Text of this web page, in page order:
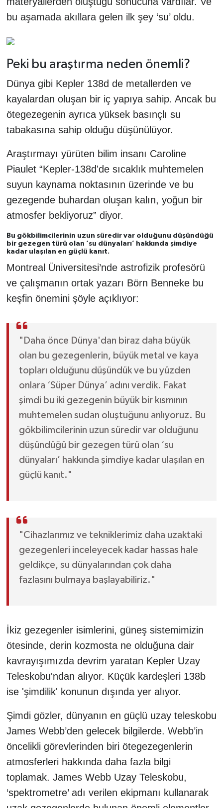
bu aşamada akıllara gelen ilk şey ‘su’ oldu.
Peki bu araştırma neden önemli?
Dünya gibi Kepler 138d de metallerden ve
kayalardan oluşan bir iç yapıya sahip. Ancak bu
ötegezegenin ayrıca yüksek basınçlı su
tabakasına sahip olduğu düşünülüyor.
Araştırmayı yürüten bilim insanı Caroline
Piaulet “Kepler-138d'de sıcaklık muhtemelen
suyun kaynama noktasının üzerinde ve bu
gezegende buhardan oluşan kalın, yoğun bir
atmosfer bekliyoruz” diyor.
Bu gökbilimcilerinin uzun süredir var olduğunu düşündüğü
bir gezegen türü olan ‘su dünyaları’ hakkında şimdiye
kadar ulaşılan en güçlü kanıt.
Montreal Üniversitesi’nde astrofizik profesörü
ve çalışmanın ortak yazarı Börn Benneke bu
keşfin önemini şöyle açıklıyor:
"Daha önce Dünya'dan biraz daha büyük
olan bu gezegenlerin, büyük metal ve kaya
topları olduğunu düşündük ve bu yüzden
onlara ‘Süper Dünya’ adını verdik. Fakat
şimdi bu iki gezegenin büyük bir kısmının
muhtemelen sudan oluştuğunu anlıyoruz. Bu
gökbilimcilerinin uzun süredir var olduğunu
düşündüğü bir gezegen türü olan ‘su
dünyaları’ hakkında şimdiye kadar ulaşılan en
güçlü kanıt."
"Cihazlarımız ve tekniklerimiz daha uzaktaki
gezegenleri inceleyecek kadar hassas hale
geldikçe, su dünyalarından çok daha
fazlasını bulmaya başlayabiliriz."
İkiz gezegenler isimlerini, güneş sistemimizin
ötesinde, derin kozmosta ne olduğuna dair
kavrayışımızda devrim yaratan Kepler Uzay
Teleskobu'ndan alıyor. Küçük kardeşleri 138b
ise 'şimdilik' konunun dışında yer alıyor.
Şimdi gözler, dünyanın en güçlü uzay teleskobu
James Webb’den gelecek bilgilerde. Webb’in
öncelikli görevlerinden biri ötegezegenlerin
atmosferleri hakkında daha fazla bilgi
toplamak. James Webb Uzay Teleskobu,
‘spektrometre’ adı verilen ekipmanı kullanarak